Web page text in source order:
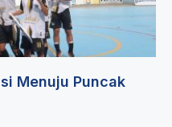
Menuju Puncak